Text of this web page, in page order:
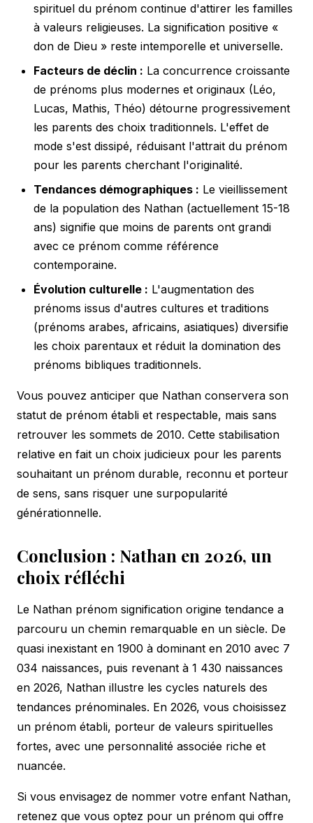
spirituel du prénom continue d'attirer les familles
à valeurs religieuses. La signification positive «
don de Dieu » reste intemporelle et universelle.
Facteurs de déclin : La concurrence croissante
de prénoms plus modernes et originaux (Léo,
Lucas, Mathis, Théo) détourne progressivement
les parents des choix traditionnels. L'effet de
mode s'est dissipé, réduisant l'attrait du prénom
pour les parents cherchant l'originalité.
Tendances démographiques : Le vieillissement
de la population des Nathan (actuellement 15-18
ans) signifie que moins de parents ont grandi
avec ce prénom comme référence
contemporaine.
Évolution culturelle : L'augmentation des
prénoms issus d'autres cultures et traditions
(prénoms arabes, africains, asiatiques) diversifie
les choix parentaux et réduit la domination des
prénoms bibliques traditionnels.
Vous pouvez anticiper que Nathan conservera son
statut de prénom établi et respectable, mais sans
retrouver les sommets de 2010. Cette stabilisation
relative en fait un choix judicieux pour les parents
souhaitant un prénom durable, reconnu et porteur
de sens, sans risquer une surpopularité
générationnelle.
Conclusion : Nathan en 2026, un
choix réfléchi
Le Nathan prénom signification origine tendance a
parcouru un chemin remarquable en un siècle. De
quasi inexistant en 1900 à dominant en 2010 avec 7
034 naissances, puis revenant à 1 430 naissances
en 2026, Nathan illustre les cycles naturels des
tendances prénominales. En 2026, vous choisissez
un prénom établi, porteur de valeurs spirituelles
fortes, avec une personnalité associée riche et
nuancée.
Si vous envisagez de nommer votre enfant Nathan,
retenez que vous optez pour un prénom qui offre